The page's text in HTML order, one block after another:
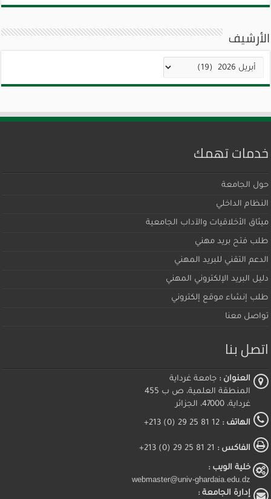
الأرشيف
الأرشيف
خدمات تهمك
حول الجامعة
النظام الداخلي
ميثاق اﻷخلاقيات والآداب الجامعية
طلب فتح بريد مهني
الدعم التقني للبريد المهني
دليل البريد الإلكتروني المهني
طلب إنشاء موقع إلكتروني
تواصل معنا
اتصل بنا
العنوان : جامعة غرداية
المنطقة العلمية، ص ب 455
غرداية، 47000، الجزائر
الهاتف : 12 81 25 29 (0) 213+
الفاكس :
خلية الويب :
webmaster@univ-ghardaia.edu.dz
إدارة الجامعة :